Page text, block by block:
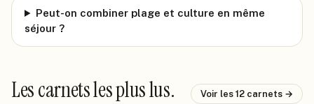
Peut-on combiner plage et culture en même
séjour ?
Les carnets les plus lus. Voir les 12 carnets →